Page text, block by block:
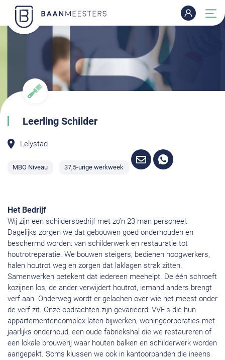
Leerling Schilder
Lelystad
MBO Niveau 37,5-urige werkweek
Het Bedrijf
Wij zijn een schildersbedrijf met zo’n 23 man personeel.
Dagelijks zorgen we dat gebouwen goed onderhouden en
beschermd worden: van schilderwerk en restauratie tot
houtrotreparatie. We bouwen steigers, bedienen hoogwerkers,
halen houtrot weg en zorgen dat laklagen strak zitten.
Samenwerken betekent dat iedereen meehelpt. De één schroeft
kozijnen los, de ander verwijdert houtrot, iemand anders brengt
verf aan. Onderweg wordt er gelachen over wie het meest onder
de verf zit. Onze opdrachten zijn gevarieerd: VVE’s die hun
appartementencomplex laten bijwerken, woningcorporaties met
jaarlijks onderhoud, een oude fabriekshal die we restaureren of
een lokale brouwerij waar houten balken en schilderwerk worden
aangepakt. Soms klussen we ook in kantoorpanden die ineens